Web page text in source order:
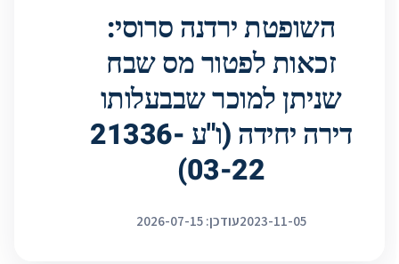
השופטת ירדנה סרוסי:
זכאות לפטור מס שבח
שניתן למוכר שבבעלותו
דירה יחידה (ו"ע 21336-
03-22)
2023-11-05עודכן: 2026-07-15